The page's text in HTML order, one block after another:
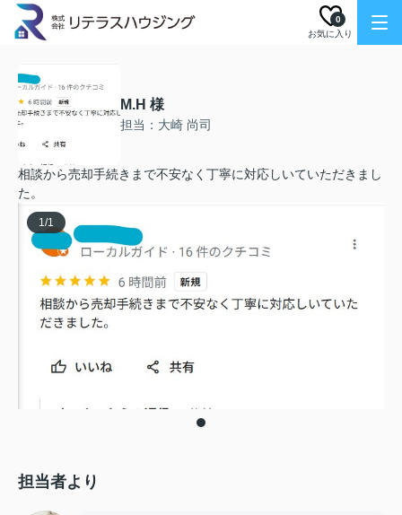
お気に入り
0
M.H 様
担当：大崎 尚司
相談から売却手続きまで不安なく丁寧に対応しいていただきまし
た。
1/1
担当者より